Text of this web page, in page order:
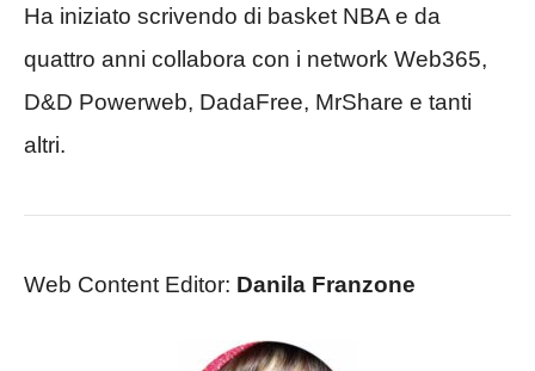
Ha iniziato scrivendo di basket NBA e da
quattro anni collabora con i network Web365,
D&D Powerweb, DadaFree, MrShare e tanti
altri.
Web Content Editor: Danila Franzone